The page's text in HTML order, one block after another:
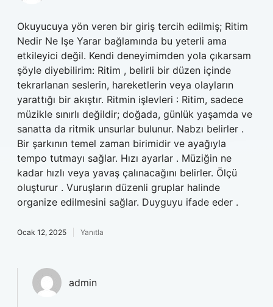
Okuyucuya yön veren bir giriş tercih edilmiş; Ritim
Nedir Ne Işe Yarar bağlamında bu yeterli ama
etkileyici değil. Kendi deneyimimden yola çıkarsam
şöyle diyebilirim: Ritim , belirli bir düzen içinde
tekrarlanan seslerin, hareketlerin veya olayların
yarattığı bir akıştır. Ritmin işlevleri : Ritim, sadece
müzikle sınırlı değildir; doğada, günlük yaşamda ve
sanatta da ritmik unsurlar bulunur. Nabzı belirler .
Bir şarkının temel zaman birimidir ve ayağıyla
tempo tutmayı sağlar. Hızı ayarlar . Müziğin ne
kadar hızlı veya yavaş çalınacağını belirler. Ölçü
oluşturur . Vuruşların düzenli gruplar halinde
organize edilmesini sağlar. Duyguyu ifade eder .
Ocak 12, 2025 Yanıtla
admin